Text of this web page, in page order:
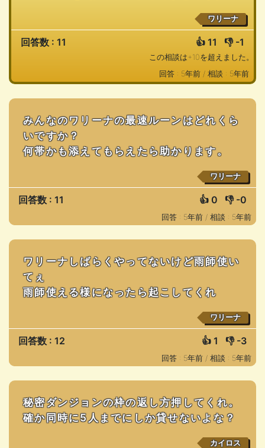
ワリーナ
回答数 : 11 👍 11 👎 -1
この相談は+10を超えました。
回答 : 5年前 / 相談 : 5年前
みんなのワリーナの最速ルーンはどれくら
いですか？
何帯かも添えてもらえたら助かります。
ワリーナ
回答数 : 11 👍 0 👎 -0
回答 : 5年前 / 相談 : 5年前
ワリーナしばらくやってないけど雨師使い
てぇ
雨師使える様になったら起こしてくれ
ワリーナ
回答数 : 12 👍 1 👎 -3
回答 : 5年前 / 相談 : 5年前
秘密ダンジョンの枠の返し方押してくれ。
確か同時に5人までにしか貸せないよな？
カイロス